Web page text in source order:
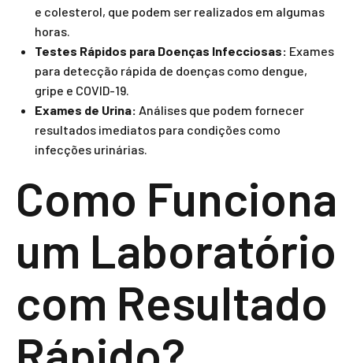
e colesterol, que podem ser realizados em algumas
horas.
Testes Rápidos para Doenças Infecciosas: Exames
para detecção rápida de doenças como dengue,
gripe e COVID-19.
Exames de Urina: Análises que podem fornecer
resultados imediatos para condições como
infecções urinárias.
Como Funciona
um Laboratório
com Resultado